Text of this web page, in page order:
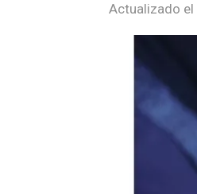
Actualizado el